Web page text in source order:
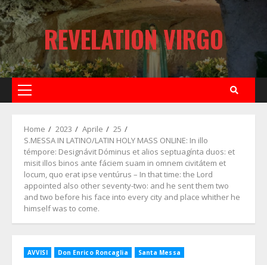
Skip
to
content
REVELATION VIRGO
Primary
Home 2023 Aprile
25
S.MESSA IN LATINO/LATIN HOLY MASS ONLINE: In illo
témpore: Designávit Dóminus et alios septuagínta duos: et
misit illos binos ante fáciem suam in omnem civitátem et
locum, quo erat ipse ventúrus – In that time: the Lord
appointed also other seventy-two: and he sent them two
and two before his face into every city and place whither he
himself was to come.
AVVISI Don Enrico Roncaglia Santa Messa